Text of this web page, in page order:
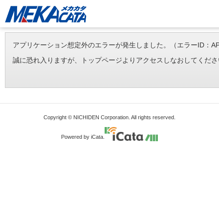
アプリケーション想定外のエラーが発生しました。（エラーID：
誠に恐れ入りますが、トップページよりアクセスしなおしてくだ
Copyright © NICHIDEN Corporation. All rights reserved.
Powered by iCata.